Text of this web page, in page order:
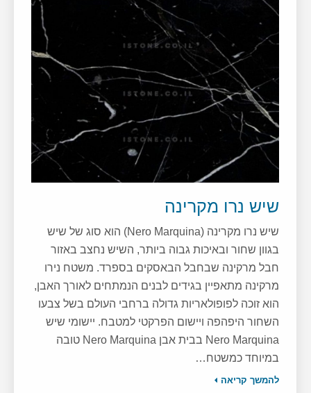
שיש נרו מקרינה
שיש נרו מקרינה (Nero Marquina) הוא סוג של שיש
בגוון שחור ובאיכות גבוה ביותר, השיש נחצב באזור
חבל מרקינה שבחבל הבאסקים בספרד. משטח נירו
מרקינה מתאפיין בגידים לבנים הנמתחים לאורך האבן,
הוא זוכה לפופולאריות גדולה ברחבי העולם בשל צבעו
השחור היפהפה ויישום הפרקטי למטבח. יישומי שיש
Nero Marquina בבית אבן Nero Marquina טובה
במיוחד כמשטח…
להמשך קריאה